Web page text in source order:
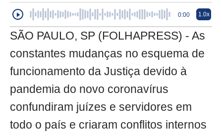
0:00 1.0x
SÃO PAULO, SP (FOLHAPRESS) - As
constantes mudanças no esquema de
funcionamento da Justiça devido à
pandemia do novo coronavírus
confundiram juízes e servidores em
todo o país e criaram conflitos internos